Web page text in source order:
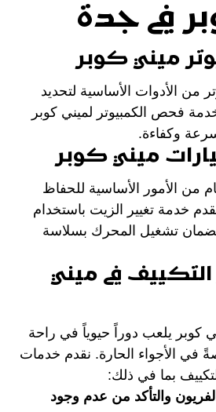
في جدة
ميني كوبر
من الأدوات الأساسية لتحديد
فحص الكمبيوتر لميني كوبر
وكفاءة.
ميني كوبر
من الأمور الأساسية للحفاظ
خدمة تغيير الزيت باستخدام
تشغيل المحرك بسلاسة
في ميني
كوبر يلعب دوراً حيوياً في راحة
في الأجواء الحارة. نقدم خدمات
بما في ذلك:
والتأكد من عدم وجود